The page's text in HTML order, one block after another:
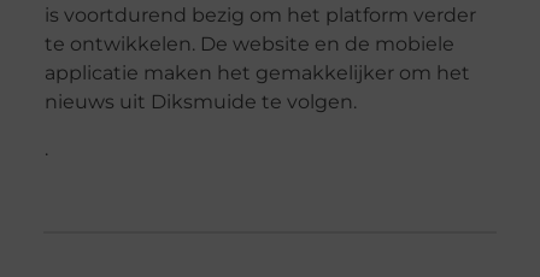
is voortdurend bezig om het platform verder
te ontwikkelen. De website en de mobiele
applicatie maken het gemakkelijker om het
nieuws uit Diksmuide te volgen.
.